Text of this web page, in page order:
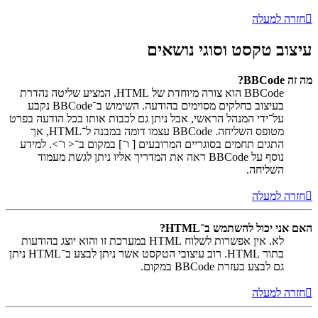
חזרה למעלה
עיצוב טקסט וסוגי נושאים
מה זה BBCode?
BBCode הוא צורה מיוחדת של HTML, המציע שליטה נהדרת
בעיצוב בחלקים מסוימים בהודעה. השימוש ב־BBCode נקבע
על־ידי המנהל הראשי, אבל ניתן גם לכבות אותו בכל הודעה בפרט
מטופס השליחה. BBCode עצמו דומה במבנה ל־HTML, אך
התגים תחמים בסוגריים המרובעים [ ו־] במקום ב־< ו־>. למידע
נוסף על BBCode ראה את המדריך אליו ניתן לגשת מעמוד
השליחה.
חזרה למעלה
האם אני יכול להשתמש ב־HTML?
לא. אין אפשרות לשלוח HTML במערכת זו והוא יוצג בהודעות
בתור HTML. רוב עיצובי הטקסט אשר ניתן לבצע ב־HTML ניתן
גם לבצע בעזרת BBCode במקום.
חזרה למעלה